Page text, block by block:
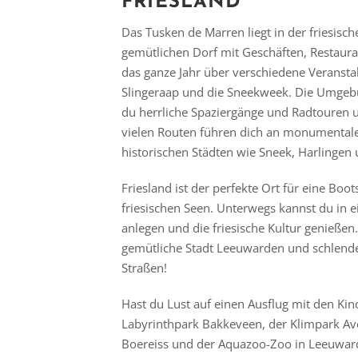
Das Tusken de Marren liegt in der
gemütlichen Dorf mit Geschäften,
das ganze Jahr über verschiedene
Slingeraap und die Sneekweek. Die
du herrliche Spaziergänge und Radtouren
vielen Routen führen dich an
historischen Städten wie Sneek,
Friesland ist der perfekte Ort für eine
friesischen Seen. Unterwegs kannst du in
anlegen und die friesische Kultur
gemütliche Stadt Leeuwarden und
Straßen!
Hast du Lust auf einen Ausflug mit den
Labyrinthpark Bakkeveen, der Klimpark
Boereiss und der Aquazoo-Zoo in